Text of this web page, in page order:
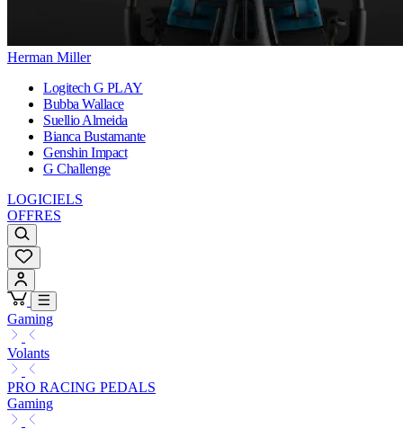
Herman Miller
Logitech G PLAY
Bubba Wallace
Suellio Almeida
Bianca Bustamante
Genshin Impact
G Challenge
LOGICIELS
OFFRES
Gaming
Volants
PRO RACING PEDALS
Gaming